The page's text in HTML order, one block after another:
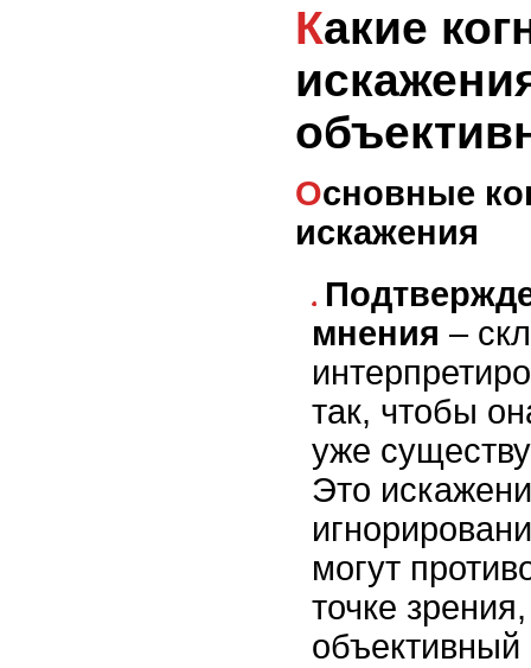
Какие когнитивные
Основные когнитивные
искажения
мнения –
так, чтобы
уже
Это
могут
точке
объективный